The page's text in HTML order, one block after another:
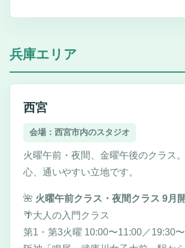
兵庫エリア
西宮
会場：西宮市内のスタジオ
火曜午前・夜間、金曜午後のクラス
心、通いやすい立地です。
🌺 火曜午前クラス・夜間クラス 9月
🌴大人の入門クラス
第1・第3火曜 10:00〜11:00／19:30